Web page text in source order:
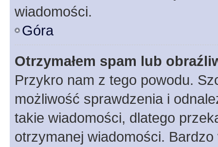
wiadomości.
Góra
Otrzymałem spam lub
Przykro nam z tego powodu.
możliwość sprawdzenia i
takie wiadomości, dlatego
otrzymanej wiadomości.